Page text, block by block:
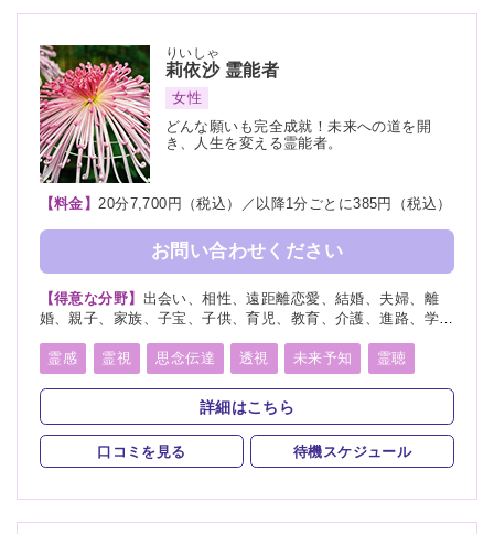
莉依沙
りいしゃ
霊能者
女性
どんな願いも完全成就！未来への道を開
き、人生を変える霊能者。
【料金】20分7,700円（税込）／以降1分ごとに385円（税込）
お問い合わせください
【得意な分野】 出会い、相性、遠距離恋愛、結婚、夫婦、離
婚、親子、家族、子宝、子供、育児、教育、介護、進路、学
談、健康、金運、引越し、開運、故人、生霊、相手の気持ち、
未来、将来、運勢、心霊相談、心霊写真、命名、改名、ペッ
ト、霊障
霊感 霊視 思念伝達 透視 未来予知 霊聴
霊査 霊符 霊眼 前世 後世 来世 神通力
守護霊 背後霊 死者霊の降霊 イタコ口寄せ
霊媒(憑依) チャネリング オーラリーディング
詳細はこちら
口コミを見る 待機スケジュール